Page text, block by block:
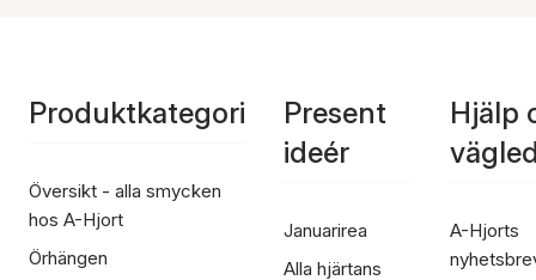
Produktkategori
Översikt - alla smycken
hos A-Hjort
Örhängen
Present
ideér
Januarirea
Alla hjärtans
Hjälp
A-Hjorts